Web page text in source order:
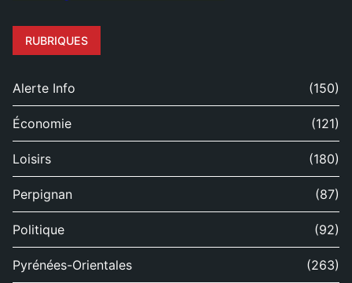
RUBRIQUES
Alerte Info (150)
Économie (121)
Loisirs (180)
Perpignan (87)
Politique (92)
Pyrénées-Orientales (263)